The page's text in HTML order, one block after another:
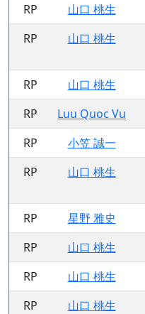
RP 山口 桃生
RP
山口 桃生
RP
山口 桃生
RP
Luu Quoc Vu
RP
小笠 誠一
RP
山口 桃生
RP
星野 雅史
RP
山口 桃生
RP
山口 桃生
RP
山口 桃生